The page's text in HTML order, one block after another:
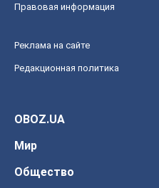
Правовая информация
Реклама на сайте
Редакционная политика
OBOZ.UA
Мир
Общество